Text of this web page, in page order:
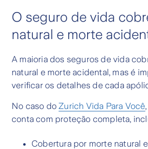
O seguro de vida
natural e morte
A maioria dos seguros de vida
natural e morte acidental, mas é
verificar os detalhes de cada
No caso doZurich Vida Para Você
conta com proteção completa,
Cobertura por morte natural